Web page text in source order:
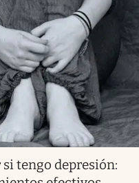
si tengo depresión: